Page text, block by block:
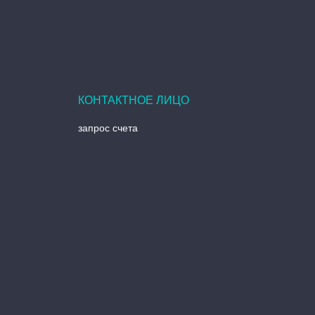
запрос счета